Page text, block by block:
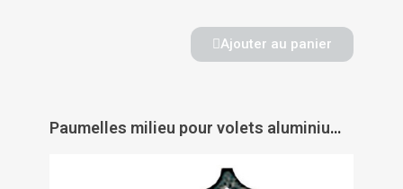
Ajouter au panier
Paumelles milieu pour volets aluminium et PVC - TORBEL